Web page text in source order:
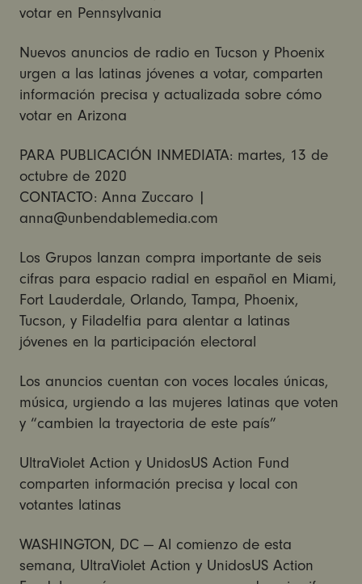
votar en Pennsylvania
Nuevos anuncios de radio en Tucson y Phoenix
urgen a las latinas jóvenes a votar, comparten
información precisa y actualizada sobre cómo
votar en Arizona
PARA PUBLICACIÓN INMEDIATA: martes, 13 de
octubre de 2020
CONTACTO: Anna Zuccaro |
anna@unbendablemedia.com
Los Grupos lanzan compra importante de seis
cifras para espacio radial en español en Miami,
Fort Lauderdale, Orlando, Tampa, Phoenix,
Tucson, y Filadelfia para alentar a latinas
jóvenes en la participación electoral
Los anuncios cuentan con voces locales únicas,
música, urgiendo a las mujeres latinas que voten
y “cambien la trayectoria de este país”
UltraViolet Action y UnidosUS Action Fund
comparten información precisa y local con
votantes latinas
WASHINGTON, DC — Al comienzo de esta
semana, UltraViolet Action y UnidosUS Action